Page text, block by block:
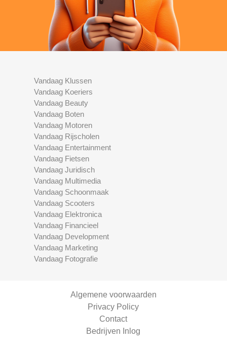
Vandaag Klussen
Vandaag Koeriers
Vandaag Beauty
Vandaag Boten
Vandaag Motoren
Vandaag Rijscholen
Vandaag Entertainment
Vandaag Fietsen
Vandaag Juridisch
Vandaag Multimedia
Vandaag Schoonmaak
Vandaag Scooters
Vandaag Elektronica
Vandaag Financieel
Vandaag Development
Vandaag Marketing
Vandaag Fotografie
Algemene voorwaarden
Privacy Policy
Contact
Bedrijven Inlog